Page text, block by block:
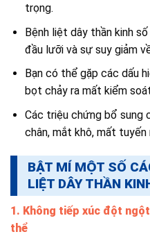
trọng.
Bệnh liệt dây thần kinh
đầu lưỡi và sự suy giảm
Bạn có thể gặp các dấu
bọt chảy ra mất kiểm
Các triệu chứng bổ sung
chân, mắt khô, mất
BẬT MÍ MỘT SỐ
LIỆT DÂY THẦN
1. Không tiếp xúc đột
thể